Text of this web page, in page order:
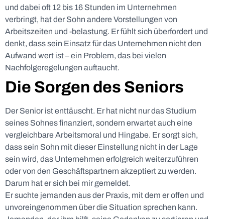
und dabei oft 12 bis 16 Stunden im Unternehmen
verbringt, hat der Sohn andere Vorstellungen von
Arbeitszeiten und -belastung. Er fühlt sich überfordert und
denkt, dass sein Einsatz für das Unternehmen nicht den
Aufwand wert ist – ein Problem, das bei vielen
Nachfolgeregelungen auftaucht.
Die Sorgen des Seniors
Der Senior ist enttäuscht. Er hat nicht nur das Studium
seines Sohnes finanziert, sondern erwartet auch eine
vergleichbare Arbeitsmoral und Hingabe. Er sorgt sich,
dass sein Sohn mit dieser Einstellung nicht in der Lage
sein wird, das Unternehmen erfolgreich weiterzuführen
oder von den Geschäftspartnern akzeptiert zu werden.
Darum hat er sich bei mir gemeldet.
Er suchte jemanden aus der Praxis, mit dem er offen und
unvoreingenommen über die Situation sprechen kann.